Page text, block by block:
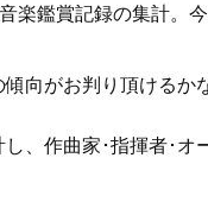
楽鑑賞記録の集計。
向がお判り頂けるか
、作曲家･指揮者･